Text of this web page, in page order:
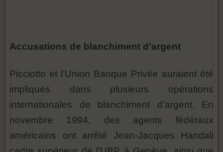
Accusations de blanchiment d’argent
Picciotto et l’Union Banque Privée auraient été
impliqués dans plusieurs opérations
internationales de blanchiment d’argent. En
novembre 1994, des agents fédéraux
américains ont arrêté Jean-Jacques Handali